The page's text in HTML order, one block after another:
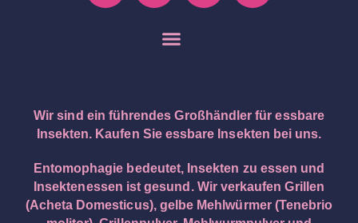
Wir sind ein führendes Großhändler für essbare
Insekten. Kaufen Sie essbare Insekten bei uns.
Entomophagie bedeutet, Insekten zu essen und
Insektenessen ist gesund. Wir verkaufen Grillen
(Acheta Domesticus), gelbe Mehlwürmer (Tenebrio